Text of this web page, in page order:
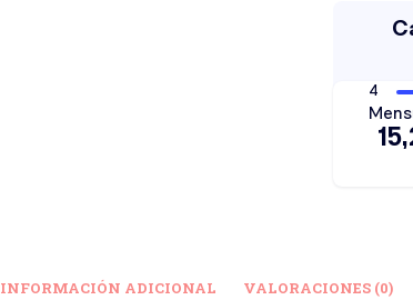
INFORMACIÓN ADICIONAL VALORACIONES (0)